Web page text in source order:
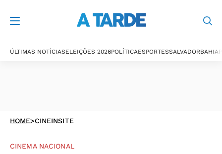
ÚLTIMAS NOTÍCIASELEIÇÕES 2026POLÍTICAESPORTESSALVADORBAHIA
HOME>CINEINSITE
CINEMA NACIONAL